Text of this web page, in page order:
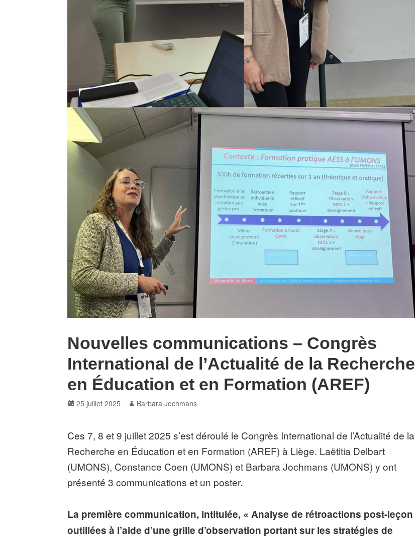
Nouvelles communications – Congrès
International de l’Actualité de la Recherche
en Éducation et en Formation (AREF)
Posted
25 juillet 2025 Author
Barbara Jochmans
Ces 7, 8 et 9 juillet 2025 s’est déroulé le Congrès International de l’Actualité de la
Recherche en Éducation et en Formation (AREF) à Liège. Laëtitia Delbart
(UMONS), Constance Coen (UMONS) et Barbara Jochmans (UMONS) y ont
présenté 3 communications et un poster.
La première communication, intitulée, « Analyse de rétroactions post-leçon
outillées à l’aide d’une grille d’observation portant sur les stratégies de